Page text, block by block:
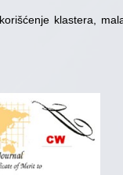
klastera,